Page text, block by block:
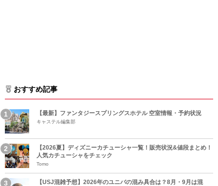
おすすめ記事
【最新】ファンタジースプリングスホテル 空室情報・予約状況
キャステル編集部
【2026夏】ディズニーカチューシャ一覧！販売状況&値段まとめ！
人気カチューシャをチェック
Tomo
【USJ混雑予想】2026年のユニバの混み具合は？8月・9月は混